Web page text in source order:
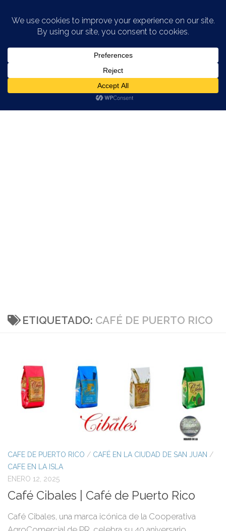
ETIQUETADO: CAFÉ DE PUERTO RICO
CAFE DE PUERTO RICO / CAFÉ EN LA CIUDAD DE SAN JUAN /
CAFE EN LA ISLA
ENERO 12, 2025
Café Cibales | Café de Puerto Rico
Café Cibales, una marca icónica de la Cooperativa